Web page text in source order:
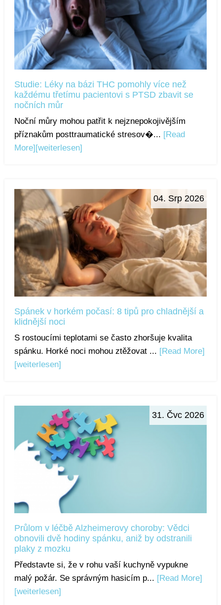
Studie: Léky na bázi THC pomohly více než
každému třetímu pacientovi s PTSD zbavit se
nočních můr
Noční můry mohou patřit k nejznepokojivějším
příznakům posttraumatické stresov�... [Read
More] [weiterlesen]
04. Srp 2026
Spánek v horkém počasí: 8 tipů pro chladnější a
klidnější noci
S rostoucími teplotami se často zhoršuje kvalita
spánku. Horké noci mohou ztěžovat ... [Read More]
[weiterlesen]
31. Čvc 2026
Průlom v léčbě Alzheimerovy choroby: Vědci
obnovili dvě hodiny spánku, aniž by odstranili
plaky z mozku
Představte si, že v rohu vaší kuchyně vypukne
malý požár. Se správným hasicím p... [Read More]
[weiterlesen]